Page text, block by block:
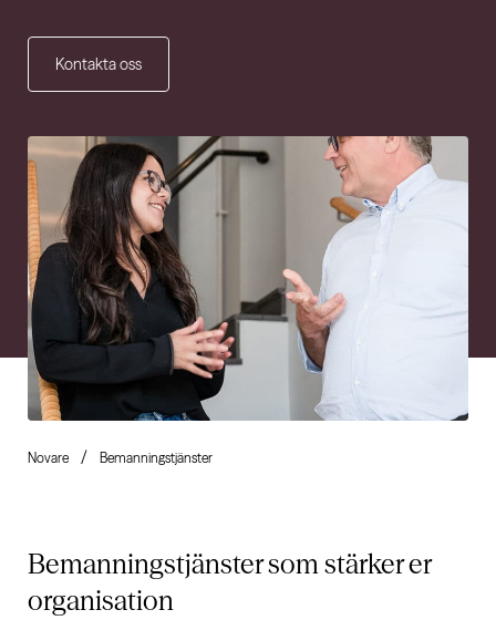
Kontakta oss
Novare Bemanningstjänster
Bemanningstjänster somstärker er
organisation